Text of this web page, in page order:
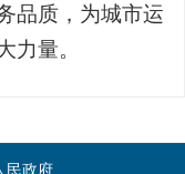
品质，为城市运
力量。
民政府